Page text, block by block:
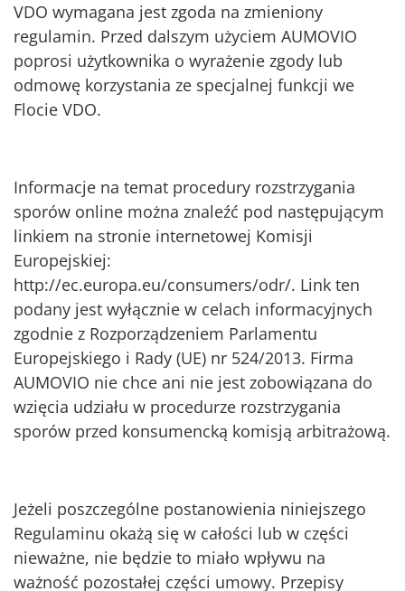
VDO wymagana jest zgoda na zmieniony
regulamin. Przed dalszym użyciem AUMOVIO
poprosi użytkownika o wyrażenie zgody lub
odmowę korzystania ze specjalnej funkcji we
Flocie VDO.
Informacje na temat procedury rozstrzygania
sporów online można znaleźć pod następującym
linkiem na stronie internetowej Komisji
Europejskiej:
http://ec.europa.eu/consumers/odr/. Link ten
podany jest wyłącznie w celach informacyjnych
zgodnie z Rozporządzeniem Parlamentu
Europejskiego i Rady (UE) nr 524/2013. Firma
AUMOVIO nie chce ani nie jest zobowiązana do
wzięcia udziału w procedurze rozstrzygania
sporów przed konsumencką komisją arbitrażową.
Jeżeli poszczególne postanowienia niniejszego
Regulaminu okażą się w całości lub w części
nieważne, nie będzie to miało wpływu na
ważność pozostałej części umowy. Przepisy